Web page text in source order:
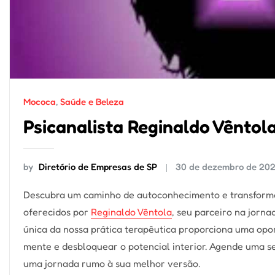
Mococa, Saúde e Beleza
Psicanalista Reginaldo
by Diretório de Empresas de SP 30 de dezembro de
Descubra um caminho de autoconhecimento e
oferecidos por Reginaldo Vêntola, seu parceiro na
única da nossa prática terapêutica proporciona uma
mente e desbloquear o potencial interior. Agende uma
uma jornada rumo à sua melhor versão.